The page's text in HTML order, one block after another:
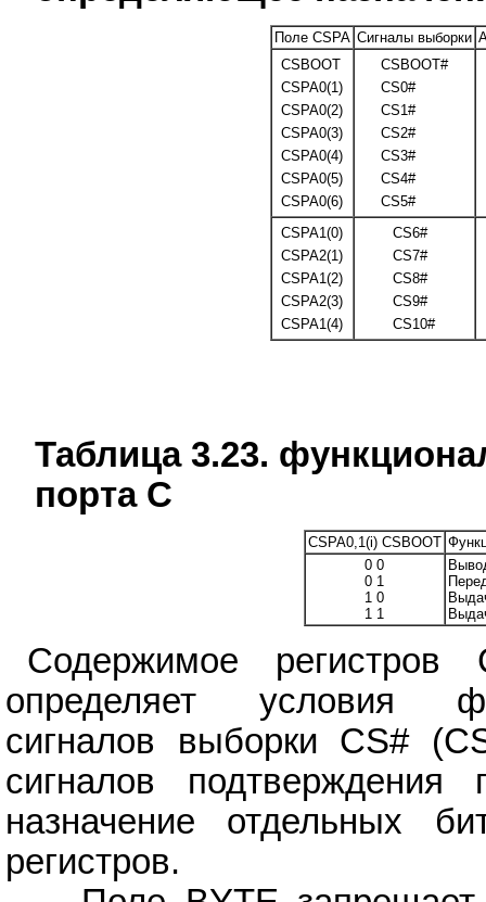
Поле CSPA Сигналы выборки
CSBOOT
CSPA0(1)
CSPA0(2)
CSPA0(3)
CSPA0(4)
CSPA0(5)
CSPA0(6)
CSBOOT#
CS0#
CS1#
CS2#
CS3#
CS4#
CS5#
CSPA1(0)
CSPA2(1)
CSPA1(2)
CSPA2(3)
CSPA1(4)
CS6#
CS7#
CS8#
CS9#
CS10#
Таблица 3.23.
порта С
CSPA0,1(i) CSBOOT
0 0
0 1
1 0
1 1
Содержимое регистров
определяет условия
сигналов выборки CS#
сигналов подтверждения
назначение отдельных
регистров.